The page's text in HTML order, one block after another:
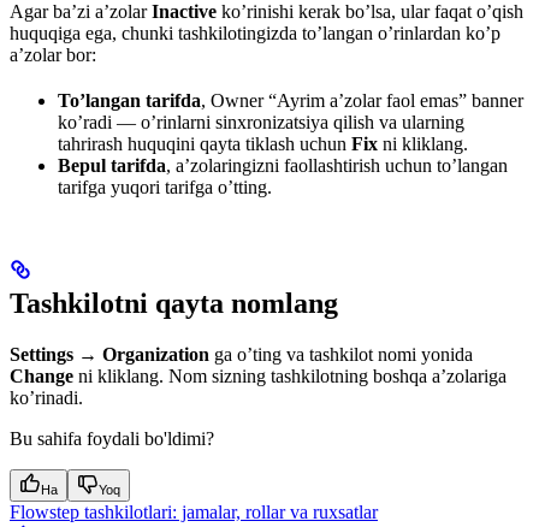
Agar ba’zi a’zolarInactive ko’rinishi kerak bo’lsa, ular faqat o’qish
huquqiga ega, chunki tashkilotingizda to’langan o’rinlardan ko’p
a’zolar bor:
To’langan tarifda, Owner “Ayrim a’zolar faol emas” banner
ko’radi — o’rinlarni sinxronizatsiya qilish va ularning
tahrirash huquqini qayta tiklash uchun Fix ni kliklang.
Bepul tarifda, a’zolaringizni faollashtirish uchun to’langan
tarifga yuqori tarifga o’tting.
Tashkilotni qayta nomlang
Settings → Organization ga o’ting va tashkilot nomi yonida
Change ni kliklang. Nom sizning tashkilotning boshqa a’zolariga
ko’rinadi.
Bu sahifa foydali bo'ldimi?
Ha Yoq
Flowstep tashkilotlari: jamalar, rollar va ruxsatlar